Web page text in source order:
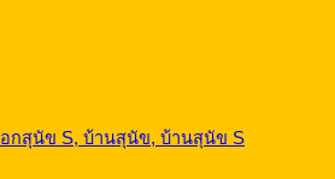
กสุนัข S, บ้านสุนัข, บ้านสุนัข S